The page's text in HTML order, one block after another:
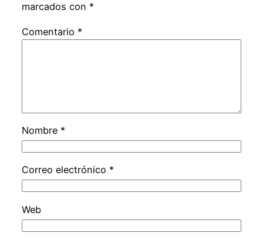
marcados con *
Comentario *
Nombre *
Correo electrónico *
Web